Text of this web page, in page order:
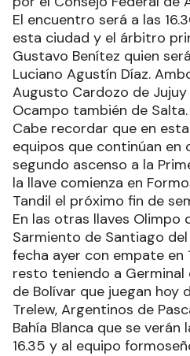
El encuentro será a las
esta ciudad y el árbitro
Gustavo Benítez quien
Luciano Agustín Díaz.
Augusto Cardozo de Jujuy
Ocampo también de Salta.
Cabe recordar que en
equipos que continúan en
segundo ascenso a la
la llave comienza en
Tandil el próximo fin de
En las otras llaves Olimpo
Sarmiento de Santiago
fecha ayer con empate en
resto teniendo a Germinal
de Bolívar que juegan hoy
Trelew, Argentinos de
Bahía Blanca que se verán
16.35 y al equipo